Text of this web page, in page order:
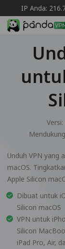
IP Anda:
Versi:
Unduh VPN yang
macOS.
Apple Silicon
Dibuat untuk
Silicon macOS
VPN untuk
Silicon
iPad Pro, Air,